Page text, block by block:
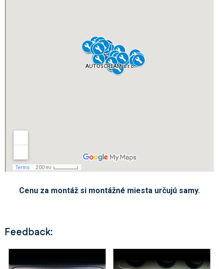
Cenu za montáž si montážné miesta určujú samy.
Feedback: